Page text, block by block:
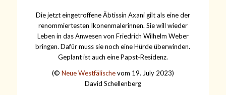
Die jetzt eingetroffene Äbtissin Axani gilt als eine der
renommiertesten Ikonenmalerinnen. Sie will wieder
Leben in das Anwesen von Friedrich Wilhelm Weber
bringen. Dafür muss sie noch eine Hürde überwinden.
Geplant ist auch eine Papst-Residenz.
(© Neue Westfälischevom 19. July 2023)
David Schellenberg